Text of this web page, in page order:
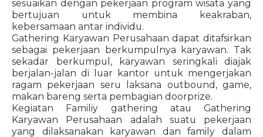
sesuaikan dengan pekerjaan program wisata yang
bertujuan untuk membina keakraban,
kebersamaan antar individu.
Gathering Karyawan Perusahaan dapat ditafsirkan
sebagai pekerjaan berkumpulnya karyawan. Tak
sekadar berkumpul, karyawan seringkali diajak
berjalan-jalan di luar kantor untuk mengerjakan
ragam pekerjaan seru laksana outbound, game,
makan bareng serta pembagian doorprize.
Kegiatan Familiy gathering atau Gathering
Karyawan Perusahaan adalah suatu pekerjaan
yang dilaksanakan karyawan dan family dalam